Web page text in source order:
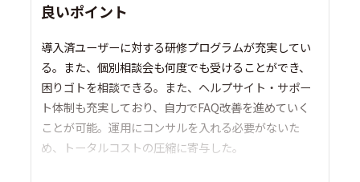
良いポイント
導入済ユーザーに対する研修プログラムが充実してい
る。また、個別相談会も何度でも受けることができ、
困りゴトを相談できる。また、ヘルプサイト・サポー
ト体制も充実しており、自力でFAQ改善を進めていく
ことが可能。運用にコンサルを入れる必要がないた
め、トータルコストの圧縮に寄与した。